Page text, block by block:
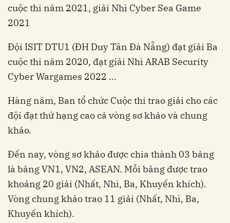
cuộc thi năm 2021, giải Nhì Cyber Sea Game
2021
Đội ISIT DTU1 (ĐH Duy Tân Đà Nẵng) đạt giải Ba
cuộc thi năm 2020, đạt giải Nhì ARAB Security
Cyber Wargames 2022 …
Hàng năm, Ban tổ chức Cuộc thi trao giải cho các
đội đạt thứ hạng cao cả vòng sơ khảo và chung
khảo.
Đến nay, vòng sơ khảo được chia thành 03 bảng
là bảng VN1, VN2, ASEAN. Mỗi bảng được trao
khoảng 20 giải (Nhất, Nhì, Ba, Khuyến khích).
Vòng chung khảo trao 11 giải (Nhất, Nhì, Ba,
Khuyến khích).